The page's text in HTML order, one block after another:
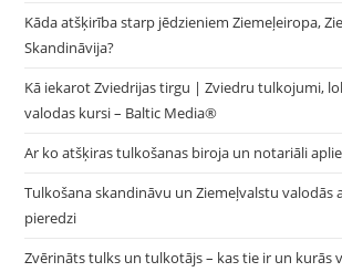
Kāda atšķirība starp jēdzieniem Ziemeļeiropa,
Skandināvija?
Kā iekarot Zviedrijas tirgu | Zviedru tulkojumi,
valodas kursi – Baltic Media®
Ar ko atšķiras tulkošanas biroja un notariāli
Tulkošana skandināvu un Ziemeļvalstu valodās
pieredzi
Zvērināts tulks un tulkotājs – kas tie ir un kurās